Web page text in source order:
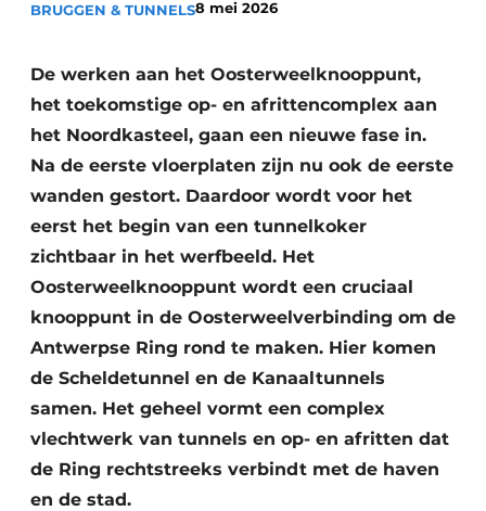
BRUGGEN & TUNNELS8 mei 2026
De werken aan het Oosterweelknooppunt,
het toekomstige op- en afrittencomplex aan
het Noordkasteel, gaan een nieuwe fase in.
Na de eerste vloerplaten zijn nu ook de eerste
wanden gestort. Daardoor wordt voor het
eerst het begin van een tunnelkoker
zichtbaar in het werfbeeld. Het
Oosterweelknooppunt wordt een cruciaal
knooppunt in de Oosterweelverbinding om de
Antwerpse Ring rond te maken. Hier komen
de Scheldetunnel en de Kanaaltunnels
samen. Het geheel vormt een complex
vlechtwerk van tunnels en op- en afritten dat
de Ring rechtstreeks verbindt met de haven
en de stad.